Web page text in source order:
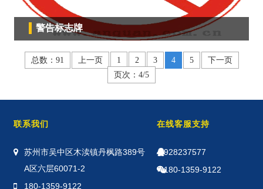
警告标志牌
总数：91 上一页 1 2 3 4 5
下一页
页次：4/5
联系我们
苏州市吴中区木渎镇丹枫路389号
A区六层60071-2
180-1359-9122
在线客服支持
928237577
180-1359-9122